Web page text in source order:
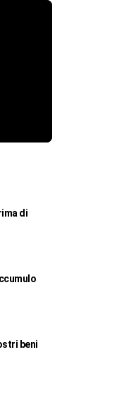
di
beni